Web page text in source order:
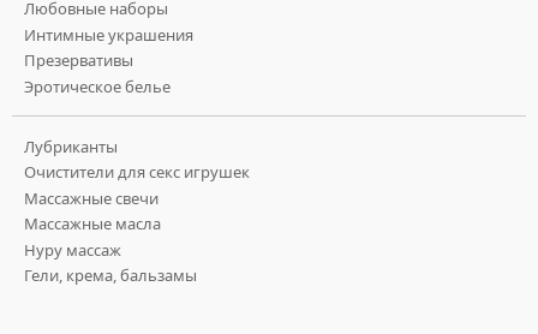
Любовные наборы
Интимные украшения
Презервативы
Эротическое белье
Лубриканты
Очистители для секс игрушек
Массажные свечи
Массажные масла
Нуру массаж
Гели, крема, бальзамы